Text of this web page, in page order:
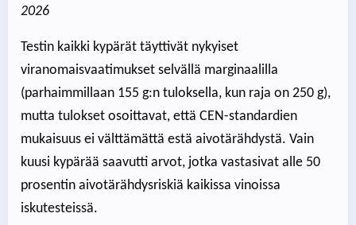
2026
Testin kaikki kypärät täyttivät nykyiset
viranomaisvaatimukset selvällä marginaalilla
(parhaimmillaan 155 g:n tuloksella, kun raja on 250 g),
mutta tulokset osoittavat, että CEN-standardien
mukaisuus ei välttämättä estä aivotärähdystä. Vain
kuusi kypärää saavutti arvot, jotka vastasivat alle 50
prosentin aivotärähdysriskiä kaikissa vinoissa
iskutesteissä.